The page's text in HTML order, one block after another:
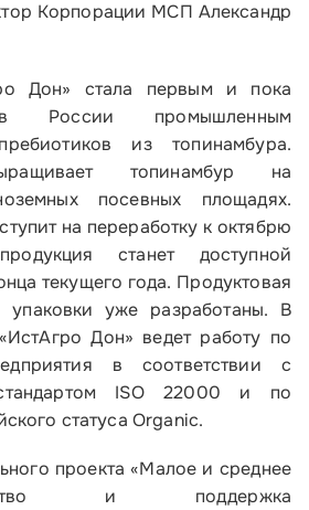
организациям
до 19:00
Корпорации МСП Александр
Дон» стала первым и пока
в России промышленным
из топинамбура.
топинамбур на
посевных площадях.
на переработку к октябрю
станет доступной
текущего года. Продуктовая
упаковки уже разработаны. В
Дон» ведет работу по
в соответствии с
ISO 22000 и по
статуса Organic.
проекта «Малое и среднее
и поддержка